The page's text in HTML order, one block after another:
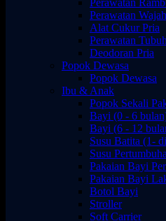
Perawatan
Perawatan Wajah
Alat Cukur Pria
Perawatan Tubuh
Deodoran Pria
Popok Dewasa
Popok Dewasa
Ibu & Anak
Popok Sekali
Bayi (0 - 6
Bayi (6 - 12
Susu Batita (1-
Susu
Pakaian Bayi
Pakaian Bayi
Botol Bayi
Stroller
Soft Carrier